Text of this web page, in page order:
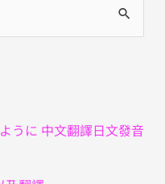
うに 中文翻譯日文發音